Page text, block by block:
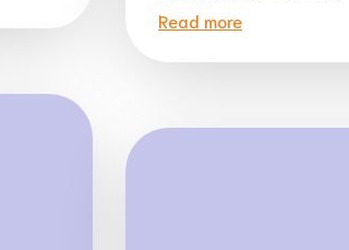
Read more